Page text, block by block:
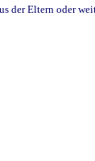
Eltern oder